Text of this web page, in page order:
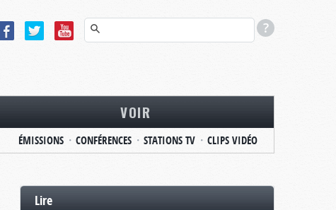
VOIR
ÉMISSIONS CONFÉRENCES STATIONS TV CLIPS VIDÉO
Lire